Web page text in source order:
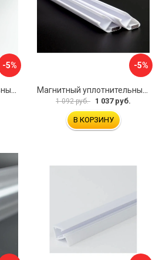
-5% -5%
1 092 руб. 1 037 руб.
В КОРЗИНУ